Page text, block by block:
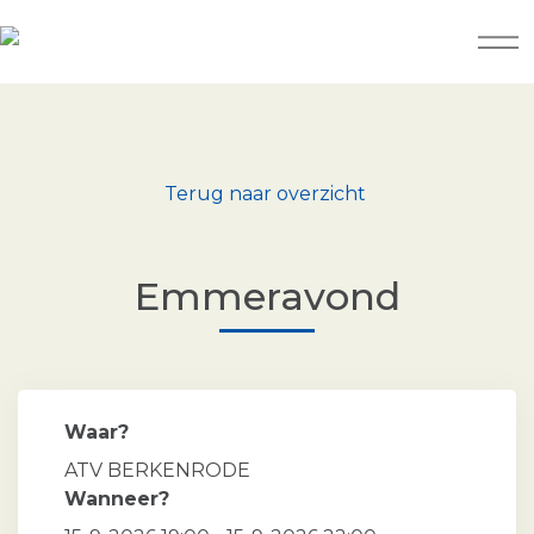
Terug naar overzicht
Emmeravond
Waar?
ATV BERKENRODE
Wanneer?